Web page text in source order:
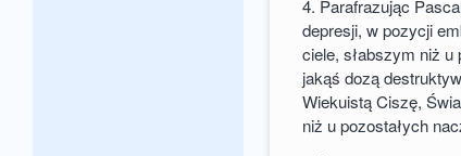
4. Parafrazując
depresji, w pozycji
ciele, słabszym niż
jakąś dozą
Wiekuistą Ciszę,
niż u pozostałych